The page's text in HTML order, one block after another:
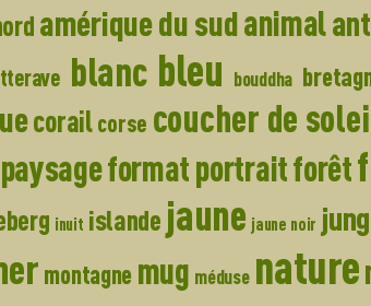
amérique du sudanimal
blanc bleu bouddha
corailcorse coucher de
format portraitforêt
inuit islande jaune jaune noir
montagne mug méduse nature